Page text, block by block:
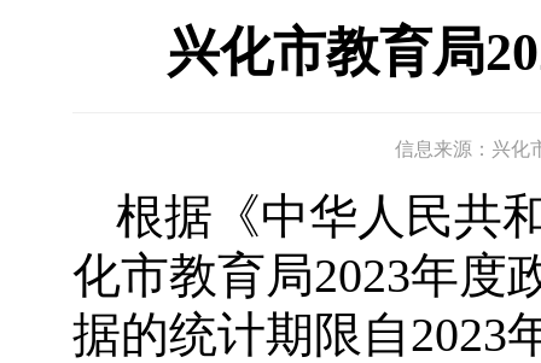
兴化市教育局
信息来源：兴化
根据《中华人民共
化市教育局2023年度
据的统计期限自2023